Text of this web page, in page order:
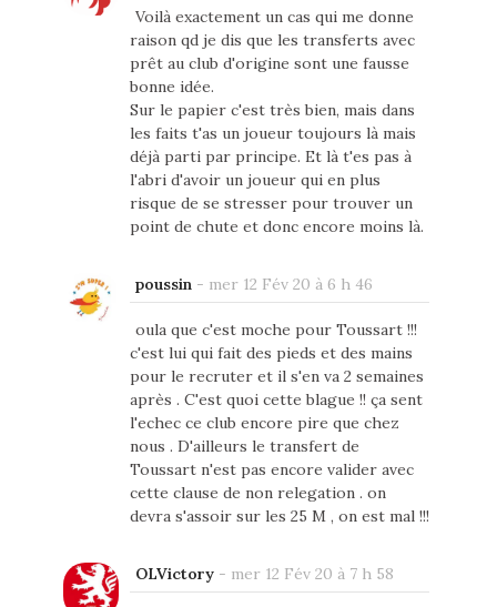
Voilà exactement un cas qui me donne
raison qd je dis que les transferts avec
prêt au club d'origine sont une fausse
bonne idée.
Sur le papier c'est très bien, mais dans
les faits t'as un joueur toujours là mais
déjà parti par principe. Et là t'es pas à
l'abri d'avoir un joueur qui en plus
risque de se stresser pour trouver un
point de chute et donc encore moins là.
poussin - mer 12 Fév 20 à 6 h 46
oula que c'est moche pour Toussart !!!
c'est lui qui fait des pieds et des mains
pour le recruter et il s'en va 2 semaines
après . C'est quoi cette blague !! ça sent
l'echec ce club encore pire que chez
nous . D'ailleurs le transfert de
Toussart n'est pas encore valider avec
cette clause de non relegation . on
devra s'assoir sur les 25 M , on est mal !!!
OLVictory- mer 12 Fév 20 à 7 h 58